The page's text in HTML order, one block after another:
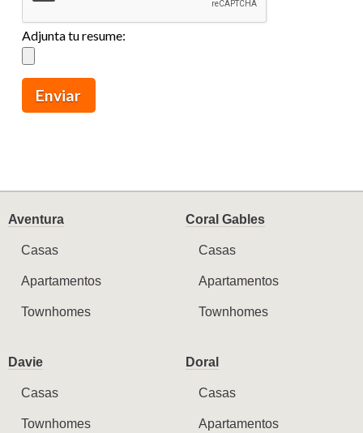
Adjunta tu resume:
Aventura
Casas
Apartamentos
Townhomes
Coral Gables
Casas
Apartamentos
Townhomes
Davie
Casas
Townhomes
Doral
Casas
Apartamentos